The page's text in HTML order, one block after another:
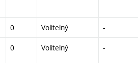
0 Volitelný -
0 Volitelný -